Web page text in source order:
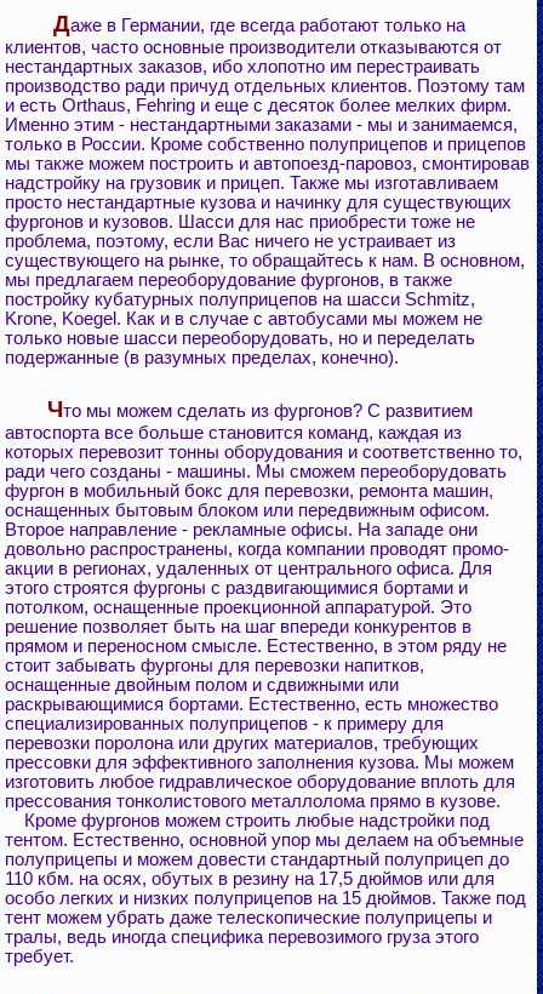
Даже в Германии, где всегда работают только на
клиентов, часто основные производители отказываются от
нестандартных заказов, ибо хлопотно им перестраивать
производство ради причуд отдельных клиентов. Поэтому там
и есть Orthaus, Fehring и еще с десяток более мелких фирм.
Именно этим - нестандартными заказами - мы и занимаемся,
только в России. Кроме собственно полуприцепов и прицепов
мы также можем построить и автопоезд-паровоз, смонтировав
надстройку на грузовик и прицеп. Также мы изготавливаем
просто нестандартные кузова и начинку для существующих
фургонов и кузовов. Шасси для нас приобрести тоже не
проблема, поэтому, если Вас ничего не устраивает из
существующего на рынке, то обращайтесь к нам. В основном,
мы предлагаем переоборудование фургонов, в также
постройку кубатурных полуприцепов на шасси Schmitz,
Krone, Koegel. Как и в случае с автобусами мы можем не
только новые шасси переоборудовать, но и переделать
подержанные (в разумных пределах, конечно).
Что мы можем сделать из фургонов? С развитием
автоспорта все больше становится команд, каждая из
которых перевозит тонны оборудования и соответственно то,
ради чего созданы - машины. Мы сможем переоборудовать
фургон в мобильный бокс для перевозки, ремонта машин,
оснащенных бытовым блоком или передвижным офисом.
Второе направление - рекламные офисы. На западе они
довольно распространены, когда компании проводят промо-
акции в регионах, удаленных от центрального офиса. Для
этого строятся фургоны с раздвигающимися бортами и
потолком, оснащенные проекционной аппаратурой. Это
решение позволяет быть на шаг впереди конкурентов в
прямом и переносном смысле. Естественно, в этом ряду не
стоит забывать фургоны для перевозки напитков,
оснащенные двойным полом и сдвижными или
раскрывающимися бортами. Естественно, есть множество
специализированных полуприцепов - к примеру для
перевозки поролона или других материалов, требующих
прессовки для эффективного заполнения кузова. Мы можем
изготовить любое гидравлическое оборудование вплоть для
прессования тонколистового металлолома прямо в кузове.
Кроме фургонов можем строить любые надстройки под
тентом. Естественно, основной упор мы делаем на объемные
полуприцепы и можем довести стандартный полуприцеп до
110 кбм. на осях, обутых в резину на 17,5 дюймов или для
особо легких и низких полуприцепов на 15 дюймов. Также под
тент можем убрать даже телескопические полуприцепы и
тралы, ведь иногда специфика перевозимого груза этого
требует.